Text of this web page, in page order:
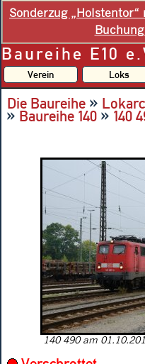
Sonderzug
Baureihe E10
Verein Loks
Die Baureihe »
»Baureihe 140 »140
140 490 am